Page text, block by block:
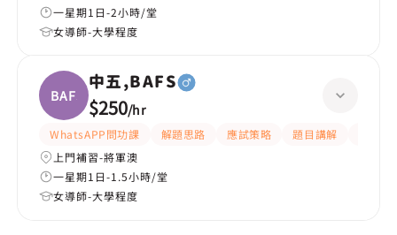
一星期1日-2小時/堂
女導師-大學程度
BAFS
中五,BAFS
$250/hr
WhatsAPP問功課 解題思路 應試策略 題目講解
上門補習-將軍澳
一星期1日-1.5小時/堂
女導師-大學程度